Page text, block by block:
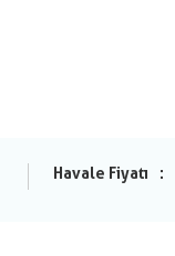
Havale Fiyatı